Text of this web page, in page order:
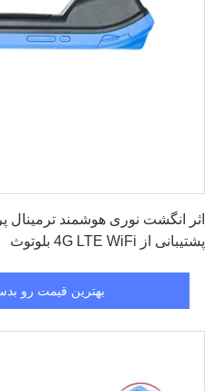
اثر انگشت نوری هوشمند ترمینال
پشتیبانی از 4G LTE WiFi بلوتوث
بهترین قیمت رو